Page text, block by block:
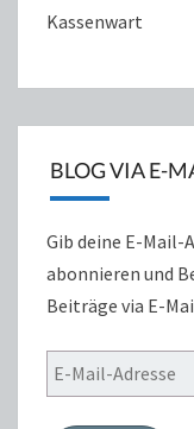
Kassenwart
BLOG VIA E-
Gib deine E-Mail-
abonnieren und
Beiträge via E-
E-
Mail-